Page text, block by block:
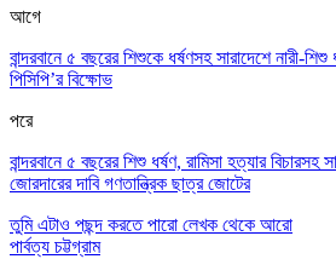
আগে
বান্দরবানে ৫ বছরের শিশুকে ধর্ষণসহ সারাদেশে নারী-শিশু
পিসিপি’র বিক্ষোভ
পরে
বান্দরবানে ৫ বছরের শিশু ধর্ষণ, রামিসা হত্যার বিচারসহ
জোরদারের দাবি গণতান্ত্রিক ছাত্র জোটের
তুমি এটাও পছন্দ করতে পারো লেখক থেকে আরো
পার্বত্য চট্টগ্রাম